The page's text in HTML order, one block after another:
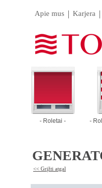
Apie mus Karjera
- Roletai - -
<< Grįžti atgal